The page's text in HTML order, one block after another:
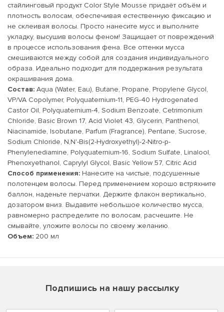
стайлинговый продукт Color Style Mousse придаёт объём и
плотность волосам, обеспечивая естественную фиксацию и
не склеивая волосы. Просто нанесите мусс и выполните
укладку, высушив волосы феном! Защищает от повреждений
в процессе использования фена. Все оттенки мусса
смешиваются между собой для создания индивидуального
образа. Идеально подходит для поддержания результата
окрашивания дома.
Состав: Aqua (Water, Eau), Butane, Propane, Propylene Glycol,
VP/VA Copolymer, Polyquaternium-11, PEG-40 Hydrogenated
Castor Oil, Polyquaternium-4, Sodium Benzoate, Cetrimonium
Chloride, Basic Brown 17, Acid Violet 43, Glycerin, Panthenol,
Niacinamide, Isobutane, Parfum (Fragrance), Pentane, Sucrose,
Sodium Chloride, N,N'-Bis(2-Hydroxyethyl)-2-Nitro-p-
Phenylenediamine, Polyquaternium-16, Sodium Sulfate, Linalool,
Phenoxyethanol, Caprylyl Glycol, Basic Yellow 57, Citric Acid
Способ применения: Нанесите на чистые, подсушенные
полотенцем волосы. Перед применением хорошо встряхните
баллон, наденьте перчатки. Держите флакон вертикально,
дозатором вниз. Выдавите небольшое количество мусса,
равномерно распределите по волосам, расчешите. Не
смывайте, уложите волосы по своему желанию.
Объем: 200 мл
Подпишись на нашу рассылку